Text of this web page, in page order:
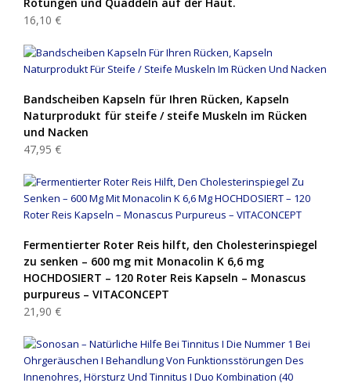
16,10 €
Bandscheiben Kapseln für Ihren Rücken, Kapseln
Naturprodukt für steife / steife Muskeln im Rücken
und Nacken
47,95 €
Fermentierter Roter Reis hilft, den Cholesterinspiegel
zu senken – 600 mg mit Monacolin K 6,6 mg
HOCHDOSIERT – 120 Roter Reis Kapseln – Monascus
purpureus – VITACONCEPT
21,90 €